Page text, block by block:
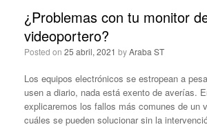
¿Problemas con tu monitor
videoportero?
Posted on 25 abril, 2021 byAraba ST
Los equipos electrónicos se estropean a
usen a diario, nada está exento de averías.
explicaremos los fallos más comunes de un
cuáles se pueden solucionar sin la